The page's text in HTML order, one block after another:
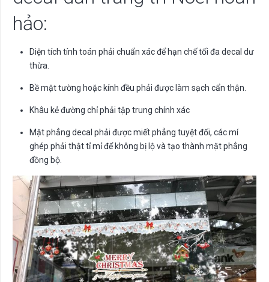
hảo:
Diện tích tính toán phải chuẩn xác để hạn chế tối đa decal dư
thừa.
Bề mặt tường hoặc kính đều phải được làm sạch cẩn thận.
Khâu kẻ đường chỉ phải tập trung chính xác
Mặt phẳng decal phải được miết phẳng tuyệt đối, các mí
ghép phải thật tỉ mỉ để không bị lộ và tạo thành mặt phẳng
đồng bộ.